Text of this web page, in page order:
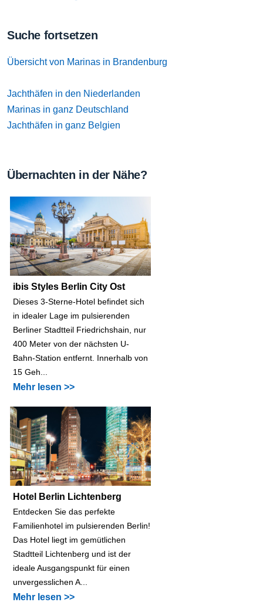
Suche fortsetzen
Übersicht von Marinas in Brandenburg
Jachthäfen in den Niederlanden
Marinas in ganz Deutschland
Jachthäfen in ganz Belgien
Übernachten in der Nähe?
ibis Styles Berlin City Ost
Dieses 3-Sterne-Hotel befindet sich
in idealer Lage im pulsierenden
Berliner Stadtteil Friedrichshain, nur
400 Meter von der nächsten U-
Bahn-Station entfernt. Innerhalb von
15 Geh...
Mehr lesen >>
Hotel Berlin Lichtenberg
Entdecken Sie das perfekte
Familienhotel im pulsierenden Berlin!
Das Hotel liegt im gemütlichen
Stadtteil Lichtenberg und ist der
ideale Ausgangspunkt für einen
unvergesslichen A...
Mehr lesen >>